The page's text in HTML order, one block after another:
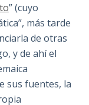
” (cuyo
más tarde
de otras
y de ahí el
sus fuentes, la